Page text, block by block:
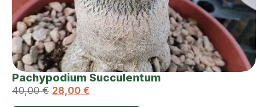
Pachypodium Succulentum
40,00€ 28,00 €